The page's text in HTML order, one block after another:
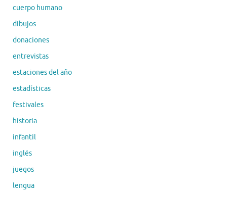
cuerpo humano
dibujos
donaciones
entrevistas
estaciones del año
estadísticas
festivales
historia
infantil
inglés
juegos
lengua